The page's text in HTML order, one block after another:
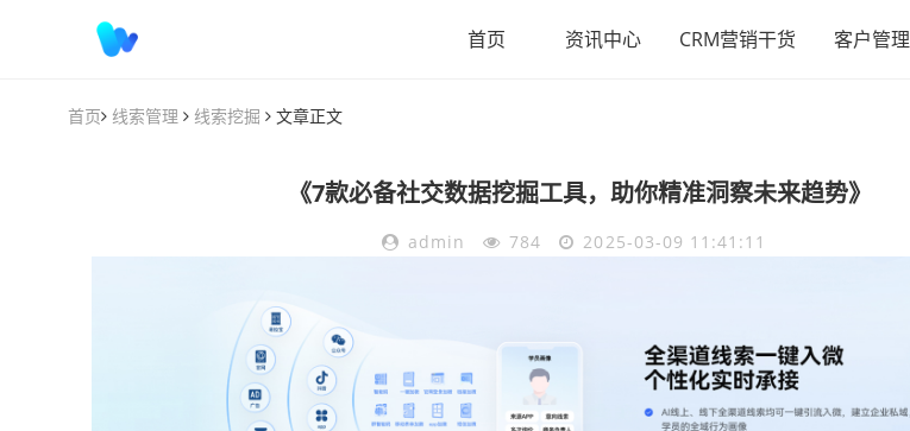
首页 资讯中心 CRM营销干货 客户管理
首页 线索管理 线索挖掘 文章正文
《7款必备社交数据挖掘工具，助你精准洞察未来趋势》
admin 784 2025-03-09 11:41:11